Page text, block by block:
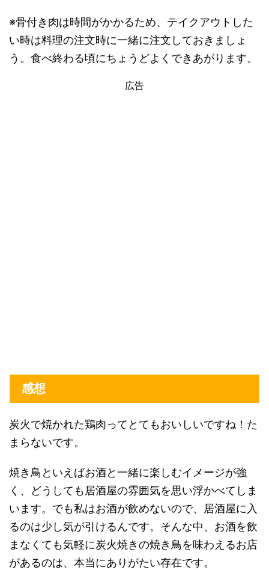
※骨付き肉は時間がかかるため、テイクアウトした
い時は料理の注文時に一緒に注文しておきましょ
う。食べ終わる頃にちょうどよくできあがります。
広告
感想
炭火で焼かれた鶏肉ってとてもおいしいですね！た
まらないです。
焼き鳥といえばお酒と一緒に楽しむイメージが強
く、どうしても居酒屋の雰囲気を思い浮かべてしま
います。でも私はお酒が飲めないので、居酒屋に入
るのは少し気が引けるんです。そんな中、お酒を飲
まなくても気軽に炭火焼きの焼き鳥を味わえるお店
があるのは、本当にありがたい存在です。